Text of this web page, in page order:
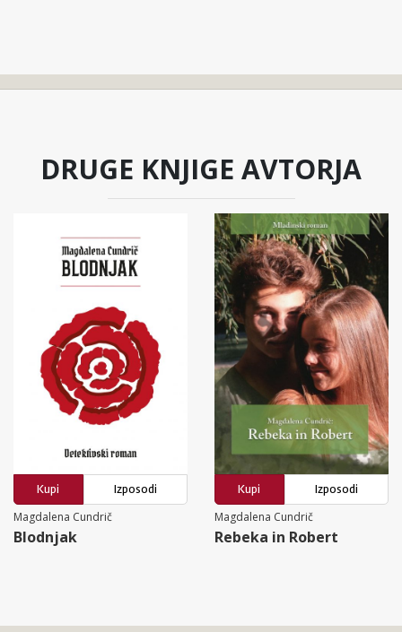
DRUGE KNJIGE AVTORJA
Kupi
Izposodi
Magdalena Cundrič
Blodnjak
Kupi
Izposodi
Magdalena Cundrič
Rebeka in Robert